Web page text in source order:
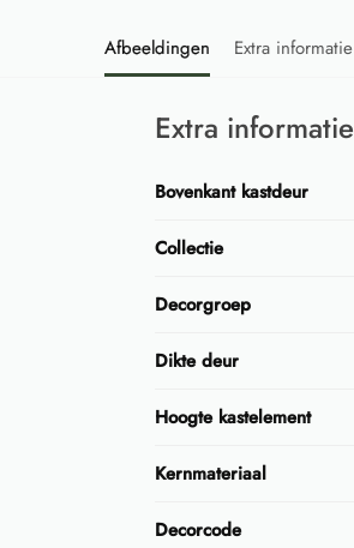
Afbeeldingen Extra informatie
Extra informatie
Bovenkant kastdeur
Collectie
Decorgroep
Dikte deur
Hoogte kastelement
Kernmateriaal
Decorcode